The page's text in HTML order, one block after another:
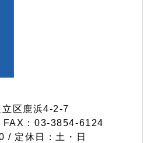
区鹿浜4-2-7
：03-3854-6124
/ 定休日：土・日